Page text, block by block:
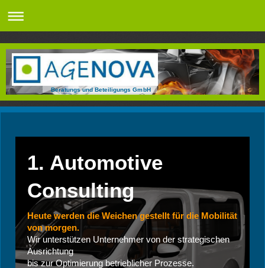
Beratungs und Beteiligungs GmbH
1. Automotive
Consulting
Heute werden die Weichen gestellt für die Mobilität
von morgen.
Wir unterstützen Unternehmer von der strategischen
Ausrichtung
bis zur Optimierung betrieblicher Prozesse.